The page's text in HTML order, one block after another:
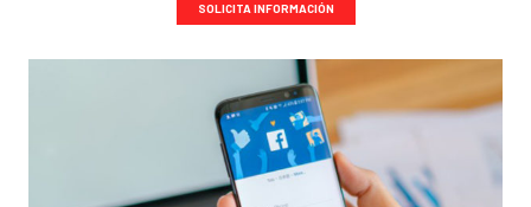
SOLICITA INFORMACIÓN